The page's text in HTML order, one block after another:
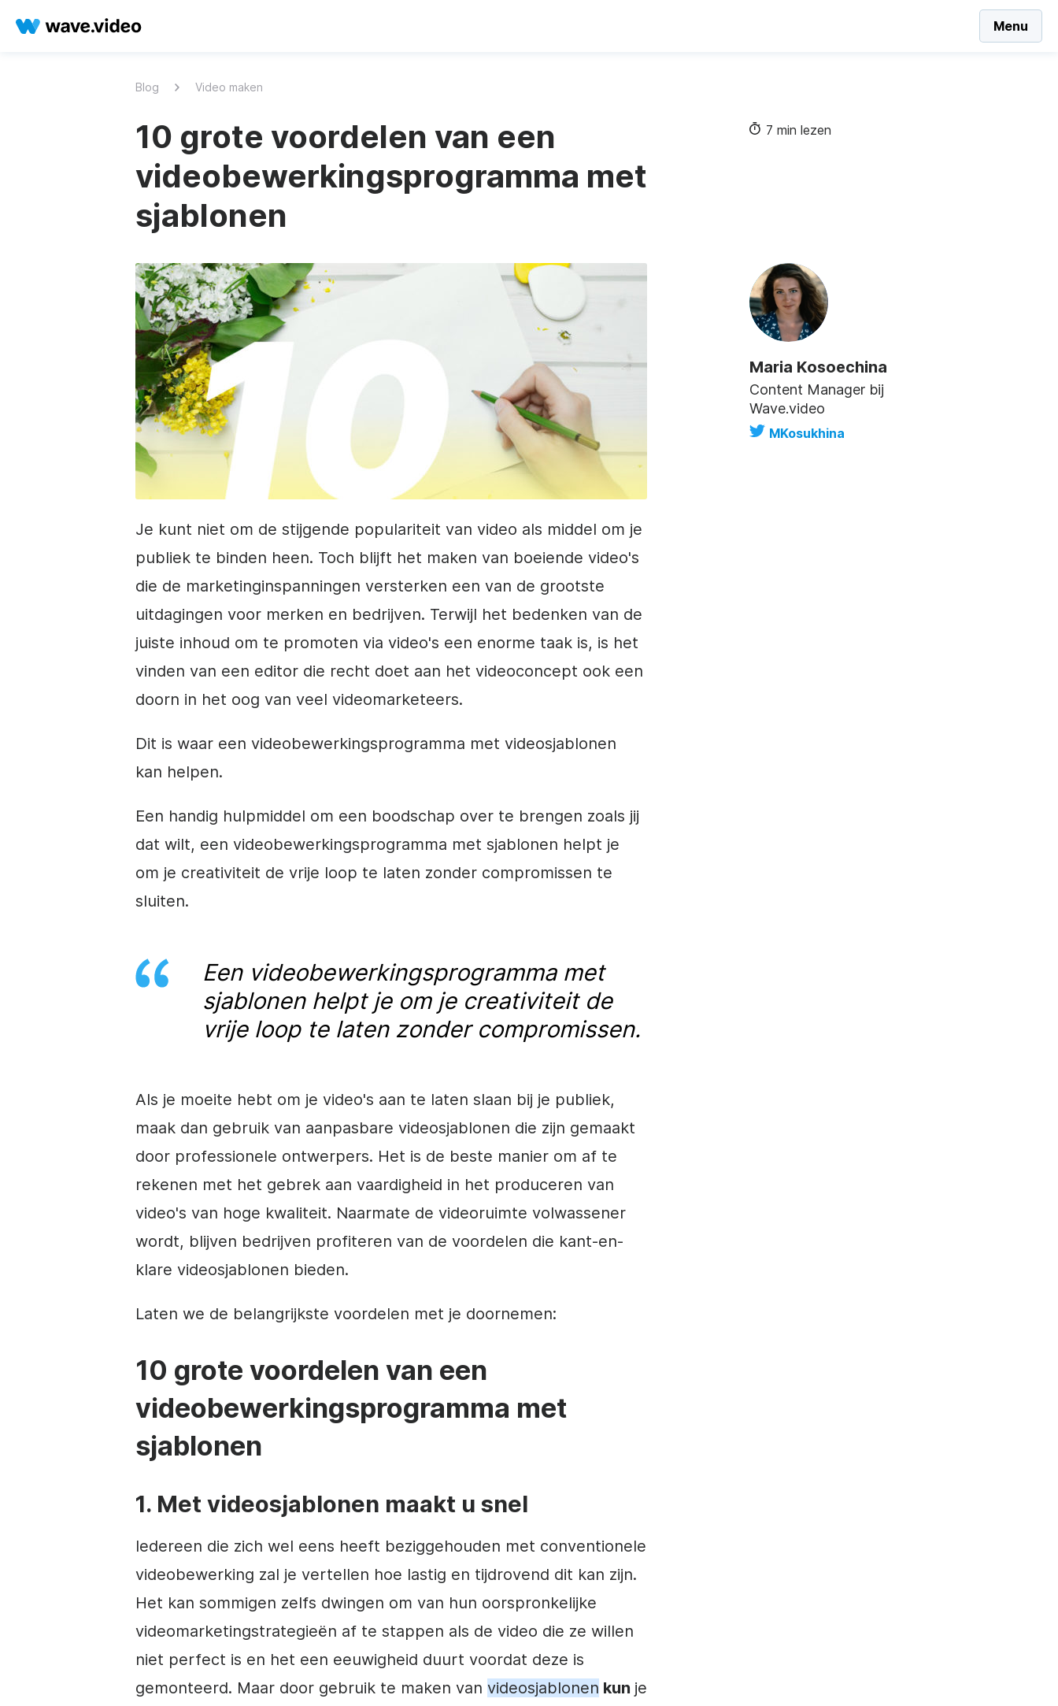
Menu
Blog Video maken
10 grote voordelen van een
videobewerkingsprogramma met
sjablonen
7 min lezen
Maria Kosoechina
Content Manager bij
Wave.video
MKosukhina
Je kunt niet om de stijgende populariteit van video als middel om je
publiek te binden heen. Toch blijft het maken van boeiende video's
die de marketinginspanningen versterken een van de grootste
uitdagingen voor merken en bedrijven. Terwijl het bedenken van de
juiste inhoud om te promoten via video's een enorme taak is, is het
vinden van een editor die recht doet aan het videoconcept ook een
doorn in het oog van veel videomarketeers.
Dit is waar een videobewerkingsprogramma met videosjablonen
kan helpen.
Een handig hulpmiddel om een boodschap over te brengen zoals jij
dat wilt, een videobewerkingsprogramma met sjablonen helpt je
om je creativiteit de vrije loop te laten zonder compromissen te
sluiten.
Een videobewerkingsprogramma met
sjablonen helpt je om je creativiteit de
vrije loop te laten zonder compromissen.
Als je moeite hebt om je video's aan te laten slaan bij je publiek,
maak dan gebruik van aanpasbare videosjablonen die zijn gemaakt
door professionele ontwerpers. Het is de beste manier om af te
rekenen met het gebrek aan vaardigheid in het produceren van
video's van hoge kwaliteit. Naarmate de videoruimte volwassener
wordt, blijven bedrijven profiteren van de voordelen die kant-en-
klare videosjablonen bieden.
Laten we de belangrijkste voordelen met je doornemen:
10 grote voordelen van een
videobewerkingsprogramma met
sjablonen
1. Met videosjablonen maakt u snel
Iedereen die zich wel eens heeft beziggehouden met conventionele
videobewerking zal je vertellen hoe lastig en tijdrovend dit kan zijn.
Het kan sommigen zelfs dwingen om van hun oorspronkelijke
videomarketingstrategieën af te stappen als de video die ze willen
niet perfect is en het een eeuwigheid duurt voordat deze is
gemonteerd. Maar door gebruik te maken van videosjablonen kun je